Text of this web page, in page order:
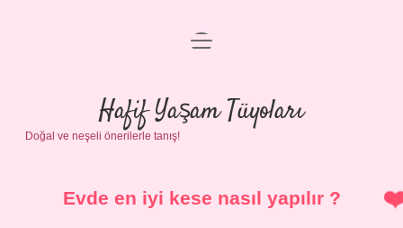
Anasayfa
Gizlilik Politikası
Yasal Uyarı
menüyü
Hafif Yaşam Tüyoları
Doğal ve neşeli önerilerle tanış!
Evde en iyi kese nasıl yapılır ?